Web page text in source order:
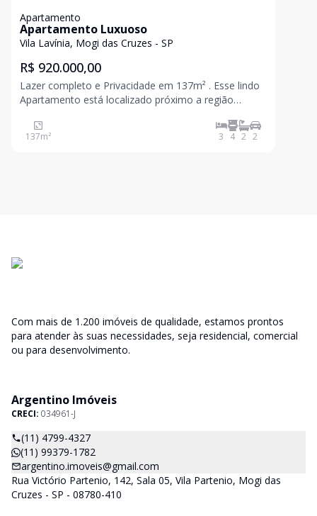
Apartamento
Apartamento Luxuoso
Vila Lavínia, Mogi das Cruzes - SP
R$ 920.000,00
Lazer completo e Privacidade em 137m² . Esse lindo
Apartamento está localizado próximo a região
137m² 3 4 2 2
Com mais de 1.200 imóveis de qualidade, estamos prontos
para atender às suas necessidades, seja residencial, comercial
ou para desenvolvimento.
Argentino Imóveis
CRECI: 034961-J
(11) 4799-4327
(11) 99379-1782
argentino.imoveis@gmail.com
Rua Victório Partenio, 142, Sala 05, Vila Partenio, Mogi das
Cruzes - SP - 08780-410